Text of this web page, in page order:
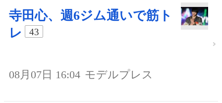
寺田心、週6ジム通いで筋ト
レ
43
08月07日 16:04 モデルプレス